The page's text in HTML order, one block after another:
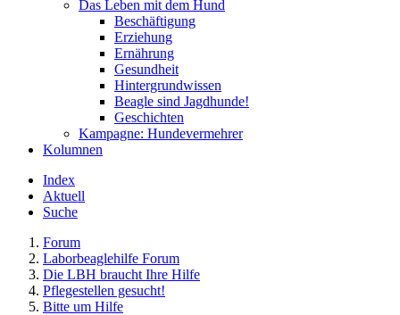
Das Leben mit dem Hund
Beschäftigung
Erziehung
Ernährung
Gesundheit
Hintergrundwissen
Beagle sind Jagdhunde!
Geschichten
Kampagne: Hundevermehrer
Kolumnen
Index
Aktuell
Suche
Forum
Laborbeaglehilfe Forum
Die LBH braucht Ihre Hilfe
Pflegestellen gesucht!
Bitte um Hilfe